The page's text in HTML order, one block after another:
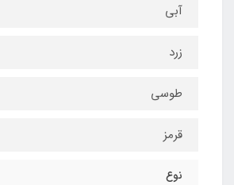
آبی
زرد
طوسی
قرمز
نوع